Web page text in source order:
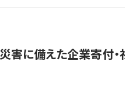
害に備えた企業寄付